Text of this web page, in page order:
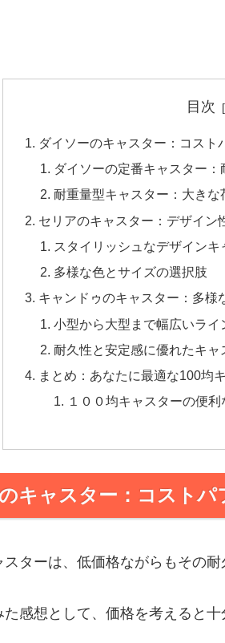
目次
ダイソーのキャスター：コスト
ダイソーの定番キャスター
耐重量型キャスター：大きな
セリアのキャスター：デザイン
スタイリッシュなデザインキ
多様な色とサイズの選択肢
キャンドゥのキャスター：多様
小型から大型まで幅広いライ
耐久性と安定感に優れたキャ
まとめ：あなたに最適な100均
１００均キャスターの便利
キャスター：コスト
ターは、低価格ながらもその耐
感想として、価格を考えると